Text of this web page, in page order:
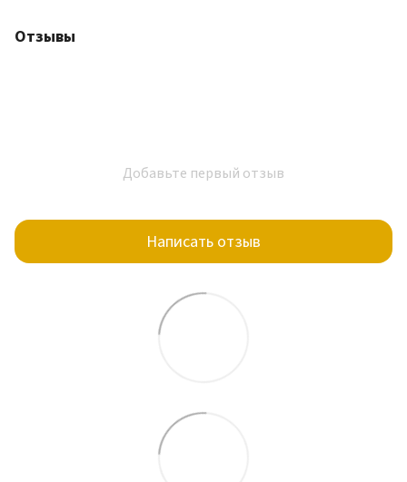
Отзывы
Добавьте первый отзыв
Написать отзыв